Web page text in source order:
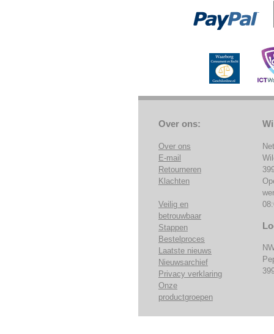
Over ons:
Over ons
E-mail
Retourneren
Klachten
Veilig en
betrouwbaar
Stappen
Bestelproces
Laatste nieuws
Nieuwsarchief
Privacy verklaring
Onze
productgroepen